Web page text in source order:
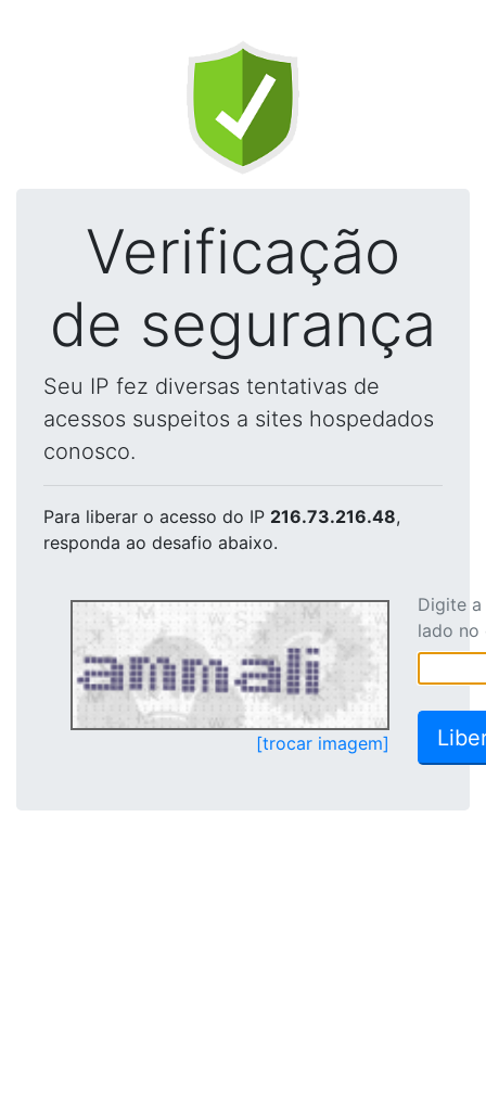
Verificação
de segurança
Seu IP fez diversas tentativas de
acessos suspeitos a sites hospedados
conosco.
Para liberar o acesso do IP 216.73.216.48,
responda ao desafio abaixo.
[trocar imagem]
Digite
lado no